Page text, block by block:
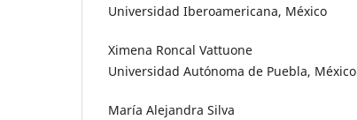
Universidad Iberoamericana, México
Ximena Roncal Vattuone
Universidad Autónoma de Puebla, México
María Alejandra Silva